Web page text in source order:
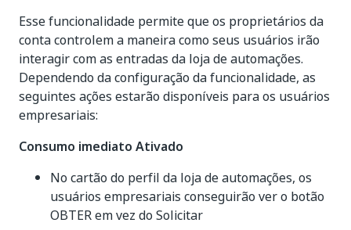
Esse funcionalidade permite que os proprietários da
conta controlem a maneira como seus usuários irão
interagir com as entradas da loja de automações.
Dependendo da configuração da funcionalidade, as
seguintes ações estarão disponíveis para os usuários
empresariais:
Consumo imediato Ativado
No cartão do perfil da loja de automações, os
usuários empresariais conseguirão ver o botão
OBTER em vez do Solicitar